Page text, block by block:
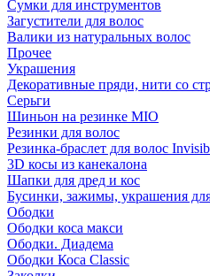
Сумки для инструментов
Загустители для волос
Валики из натуральных волос
Прочее
Украшения
Декоративные пряди, нити со
Серьги
Шиньон на резинке MIO
Резинки для волос
Резинка-браслет для волос
3D косы из канекалона
Шапки для дред и кос
Бусинки, зажимы, украшения
Ободки
Ободки коса макси
Ободки. Диадема
Ободки Коса Classic